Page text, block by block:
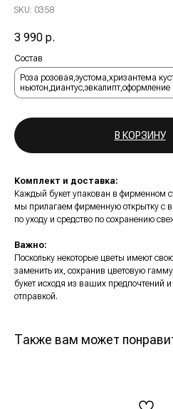
SKU: 0358
3 990 р.
Состав
Роза розовая,эустома,хризантема
ньютон,диантус,эвкалипт,оформление
В КОРЗИНУ
Комплект и доставка:
Каждый букет упакован в фирменном
мы прилагаем фирменную открытку c
по уходу и средство по сохранению
Важно:
Поскольку некоторые цветы имеют
заменить их, сохранив цветовую
букет исходя из ваших предпочтений
отправкой.
Также вам может